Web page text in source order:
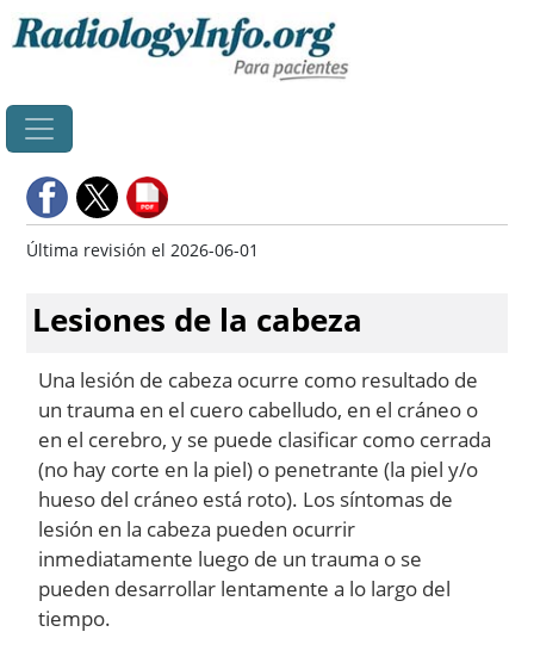
Última revisión el 2026-06-01
Lesiones de la cabeza
Una lesión de cabeza ocurre como resultado de
un trauma en el cuero cabelludo, en el cráneo o
en el cerebro, y se puede clasificar como cerrada
(no hay corte en la piel) o penetrante (la piel y/o
hueso del cráneo está roto). Los síntomas de
lesión en la cabeza pueden ocurrir
inmediatamente luego de un trauma o se
pueden desarrollar lentamente a lo largo del
tiempo.